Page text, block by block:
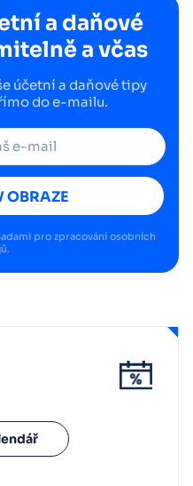
a daňové
a včas
účetní a daňové tipy
do e-mailu.
OBRAZE
pro zpracování osobních
.